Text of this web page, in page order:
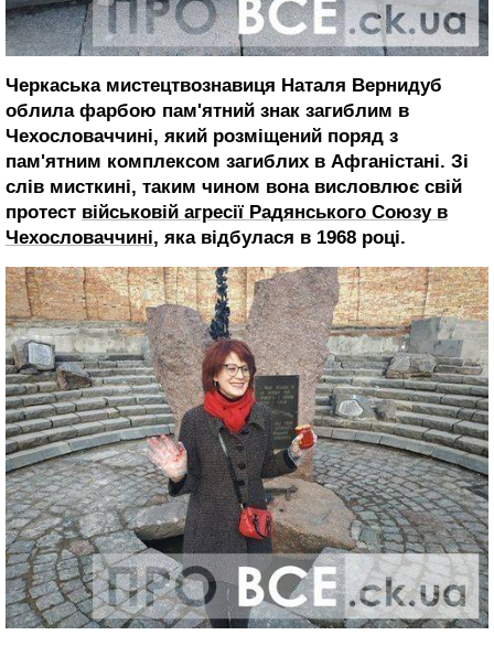
Черкаська мистецтвознавиця Наталя Вернидуб
облила фарбою пам'ятний знак загиблим в
Чехословаччині, який розміщений поряд з
пам'ятним комплексом загиблих в Афганістані. Зі
слів мисткині, таким чином вона висловлює свій
протест військовій агресії Радянського Союзу в
Чехословаччині, яка відбулася в 1968 році.